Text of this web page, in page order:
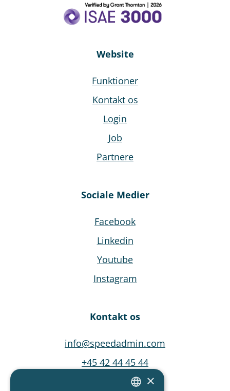
Website
Funktioner
Kontakt os
Login
Job
Partnere
Sociale Medier
Facebook
Linkedin
Youtube
Instagram
Kontakt os
info@speedadmin.com
+45 42 44 45 44
×